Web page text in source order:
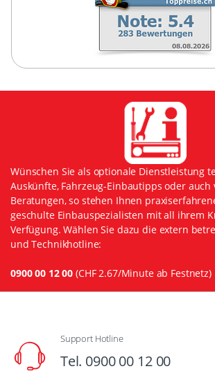
Wünschen Sie als optionale Dienstleistung
Auskünfte, Fahrzeug-Einbautipps oder
Beratungen, so stehen Ihnen
geschulte Einbauspezialisten mit all ihrem
Verfügung. Wählen Sie dazu die extern
und Technikhotline:
0900 00 12 00 (CHF 2.67/Minute ab Festnetz)
Support Hotline
Tel. 0900 00 12 00